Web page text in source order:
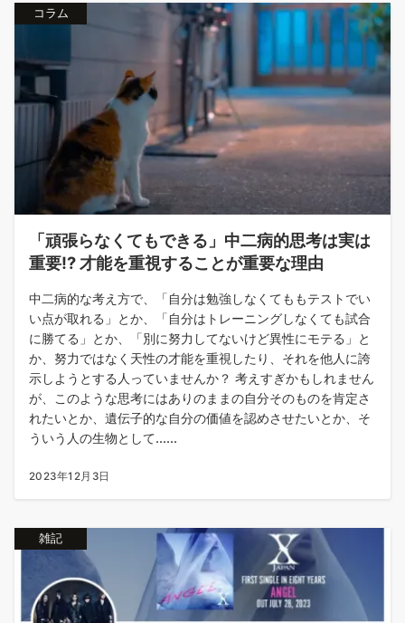
コラム
「頑張らなくてもできる」中二病的思考は実は
重要!? 才能を重視することが重要な理由
中二病的な考え方で、「自分は勉強しなくてももテストでい
い点が取れる」とか、「自分はトレーニングしなくても試合
に勝てる」とか、「別に努力してないけど異性にモテる」と
か、努力ではなく天性の才能を重視したり、それを他人に誇
示しようとする人っていませんか？ 考えすぎかもしれません
が、このような思考にはありのままの自分そのものを肯定さ
れたいとか、遺伝子的な自分の価値を認めさせたいとか、そ
ういう人の生物として......
2023年12月3日
雑記